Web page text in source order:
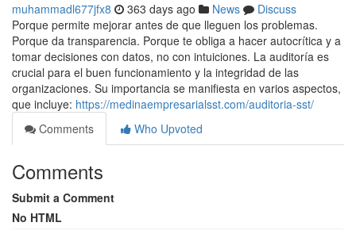
muhammadl677jfx8 363 days ago News
Discuss
Porque permite mejorar antes de que lleguen los problemas.
Porque da transparencia. Porque te obliga a hacer autocrítica y a
tomar decisiones con datos, no con intuiciones. La auditoría es
crucial para el buen funcionamiento y la integridad de las
organizaciones. Su importancia se manifiesta en varios aspectos,
que incluye: https://medinaempresarialsst.com/auditoria-sst/
Comments
Who Upvoted
Comments
Submit a Comment
No HTML